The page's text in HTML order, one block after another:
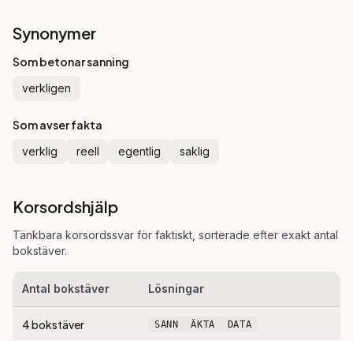
Synonymer
Som betonar sanning
verkligen
Som avser fakta
verklig reell egentlig saklig
Korsordshjälp
Tänkbara korsordssvar för faktiskt , sorterade efter exakt antal
bokstäver.
Antal bokstäver Lösningar
4bokstäver SANN ÄKTA DATA